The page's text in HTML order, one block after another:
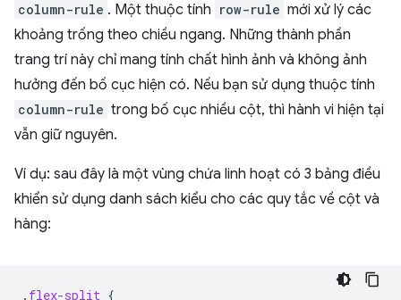
column-rule . Một thuộc tính row-rule mới xử lý các
khoảng trống theo chiều ngang. Những thành phần
trang trí này chỉ mang tính chất hình ảnh và không ảnh
hưởng đến bố cục hiện có. Nếu bạn sử dụng thuộc tính
column-rule trong bố cục nhiều cột, thì hành vi hiện tại
vẫn giữ nguyên.
Ví dụ: sau đây là một vùng chứa linh hoạt có 3 bảng điều
khiển sử dụng danh sách kiểu cho các quy tắc về cột và
hàng:
. flex-split {